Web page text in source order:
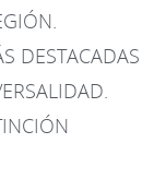
DESTACADAS